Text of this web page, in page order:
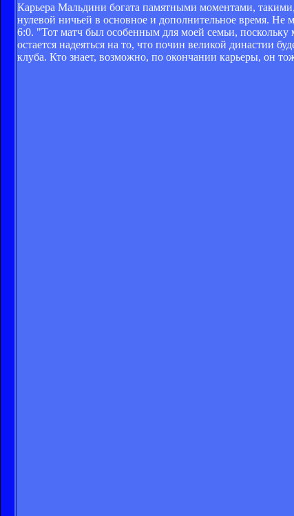
Карьера Мальдини богата памятными моментами,
нулевой ничьей в основное и дополнительное время. Не
6:0. "Тот матч был особенным для моей семьи,
остается надеяться на то, что почин великой
клуба. Кто знает, возможно, по окончании карьеры, он